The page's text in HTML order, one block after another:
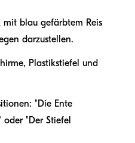
mit blau gefärbtem Reis
darzustellen.
Plastikstiefel und
"Die Ente
oder "Der Stiefel